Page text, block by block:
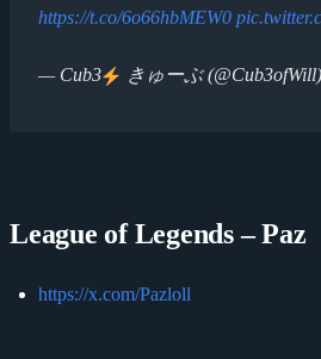
https://t.co/6o66hbMEW0
— Cub3 きゅーぶ (@Cub3ofWill)
League of Legends – Paz
https://x.com/Pazloll